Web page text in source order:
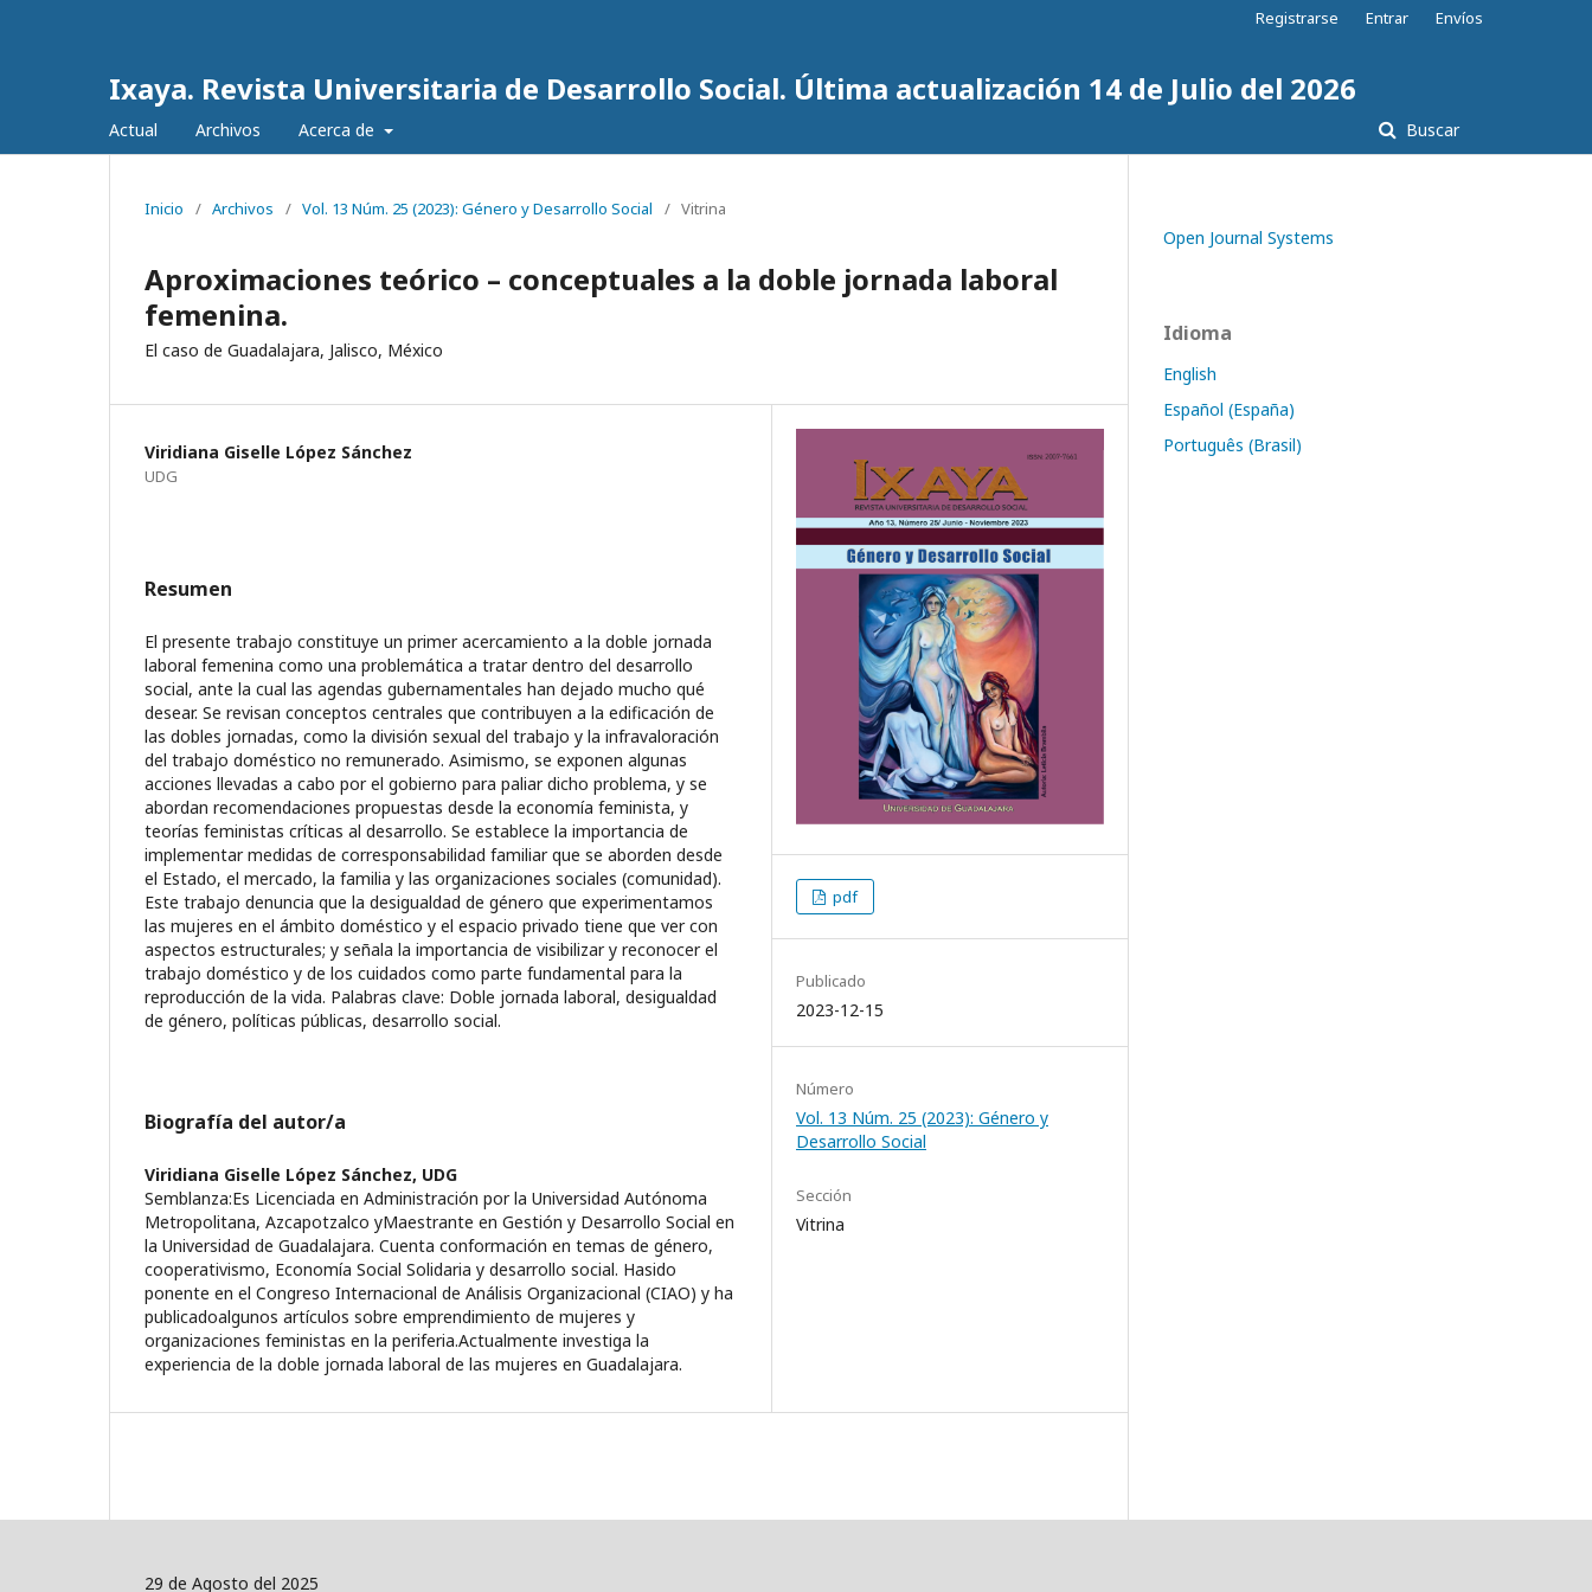
Ixaya. Revista Universitaria de Desarrollo Social. Última actualización 14 de Julio del 2026
Actual Archivos Acerca de Buscar
Registrarse Entrar Envíos
Inicio / Archivos / Vol. 13 Núm. 25 (2023): Género y Desarrollo Social / Vitrina
Aproximaciones teórico – conceptuales a la doble jornada laboral
femenina.
El caso de Guadalajara, Jalisco, México
Viridiana Giselle López Sánchez
UDG
Resumen
El presente trabajo constituye un primer acercamiento a la doble jornada
laboral femenina como una problemática a tratar dentro del desarrollo
social, ante la cual las agendas gubernamentales han dejado mucho qué
desear. Se revisan conceptos centrales que contribuyen a la edificación de
las dobles jornadas, como la división sexual del trabajo y la infravaloración
del trabajo doméstico no remunerado. Asimismo, se exponen algunas
acciones llevadas a cabo por el gobierno para paliar dicho problema, y se
abordan recomendaciones propuestas desde la economía feminista, y
teorías feministas críticas al desarrollo. Se establece la importancia de
implementar medidas de corresponsabilidad familiar que se aborden desde
el Estado, el mercado, la familia y las organizaciones sociales (comunidad).
Este trabajo denuncia que la desigualdad de género que experimentamos
las mujeres en el ámbito doméstico y el espacio privado tiene que ver con
aspectos estructurales; y señala la importancia de visibilizar y reconocer el
trabajo doméstico y de los cuidados como parte fundamental para la
reproducción de la vida. Palabras clave: Doble jornada laboral, desigualdad
de género, políticas públicas, desarrollo social.
Biografía del autor/a
Viridiana Giselle López Sánchez, UDG
Semblanza:Es Licenciada en Administración por la Universidad Autónoma
Metropolitana, Azcapotzalco yMaestrante en Gestión y Desarrollo Social en
la Universidad de Guadalajara. Cuenta conformación en temas de género,
cooperativismo, Economía Social Solidaria y desarrollo social. Hasido
ponente en el Congreso Internacional de Análisis Organizacional (CIAO) y ha
publicadoalgunos artículos sobre emprendimiento de mujeres y
organizaciones feministas en la periferia.Actualmente investiga la
experiencia de la doble jornada laboral de las mujeres en Guadalajara.
pdf
Publicado
2023-12-15
Número
Vol. 13 Núm. 25 (2023): Género y
Desarrollo Social
Sección
Vitrina
Open Journal Systems
Idioma
English
Español (España)
Português (Brasil)
29 de Agosto del 2025